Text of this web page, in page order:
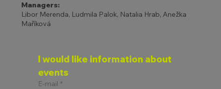
Managers:
Libor Merenda, Ludmila Palok, Natalia Hrab, Anežka
Maříková
I would like information about
events
E-mail *